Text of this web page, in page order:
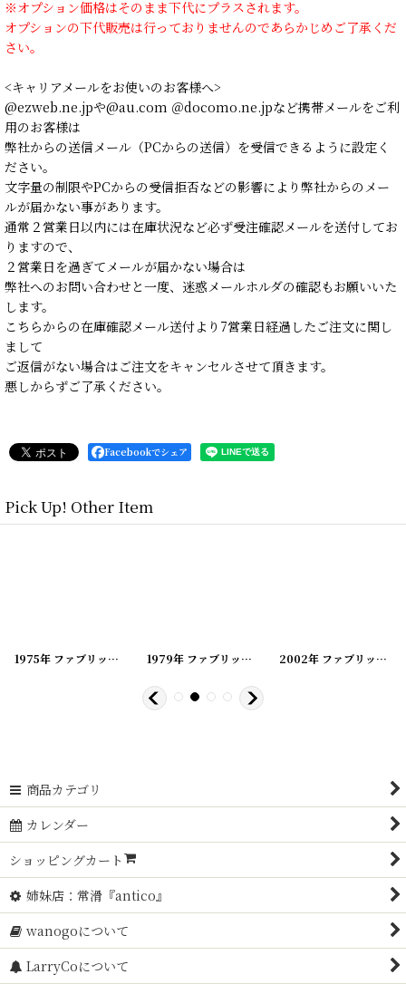
※オプション価格はそのまま下代にプラスされます。
オプションの下代販売は行っておりませんのであらかじめご了承くだ
さい。
<キャリアメールをお使いのお客様へ>
@ezweb.ne.jpや@au.com ＠docomo.ne.jpなど携帯メールをご利
用のお客様は
弊社からの送信メール（PCからの送信）を受信できるように設定く
ださい。
文字量の制限やPCからの受信拒否などの影響により弊社からのメー
ルが届かない事があります。
通常２営業日以内には在庫状況など必ず受注確認メールを送付してお
りますので、
２営業日を過ぎてメールが届かない場合は
弊社へのお問い合わせと一度、迷惑メールホルダの確認もお願いいた
します。
こちらからの在庫確認メール送付より7営業日経過したご注文に関し
まして
ご返信がない場合はご注文をキャンセルさせて頂きます。
悪しからずご了承ください。
Facebookでシェア
Pick Up! Other Item
[20200419-176
1975年 ファブリックカレンダー [20200419-71]
1979年 ファブリックカレンダー [20200419-88]
2002年 ファブリックカレンダー
商品カテゴリ
カレンダー
ショッピングカート
姉妹店：常滑『antico』
wanogoについて
LarryCoについて